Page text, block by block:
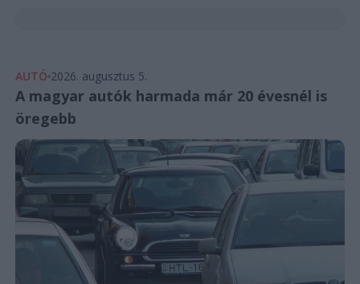
AUTÓ 2026. augusztus 5.
A magyar autók harmada már 20 évesnél is
öregebb